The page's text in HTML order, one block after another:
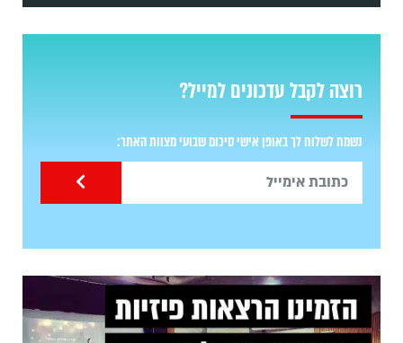
רוצה לקבל עדכונים למייל?
נשמח לשלוח לך באופן אישי סיכום שבועי מצוות האתר: